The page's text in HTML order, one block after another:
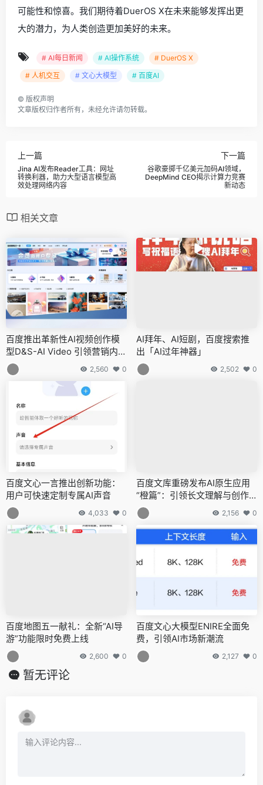
可能性和惊喜。我们期待着DuerOS X在未来能够发挥出更
大的潜力，为人类创造更加美好的未来。
# AI每日新闻 # AI操作系统
# DuerOS X
# 人机交互
# 文心大模型 # 百度AI
© 版权声明
文章版权归作者所有，未经允许请勿转载。
上一篇
Jina AI发布Reader工具：网址
转换利器，助力大型语言模型高
效处理网络内容
下一篇
谷歌豪掷千亿美元加码AI领域，
DeepMind CEO揭示计算力竞赛
新动态
相关文章
百度推出革新性AI视频创作模
型D&S-AI Video 引领营销内容
制作新纪元
2,560 0
AI拜年、AI短剧，百度搜索推
出「AI过年神器」
2,502 0
百度文心一言推出创新功能：
用户可快速定制专属AI声音
4,033 0
百度文库重磅发布AI原生应用
“橙篇”：引领长文理解与创作
新纪元
2,156 0
百度地图五一献礼：全新“AI导
游”功能限时免费上线
2,600 0
百度文心大模型ENIRE全面免
费，引领AI市场新潮流
2,127 0
暂无评论